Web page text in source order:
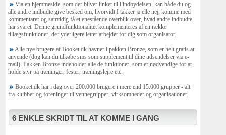
Via en hjemmeside, som der bliver linket til i indbydelsen, kan både du og
alle andre indbudte give besked om, hvorvidt I takker ja elle nej, komme med
kommentarer og samtidig få et enestående overblik over, hvad andre indbudte
har svaret. Denne grundfunktionalitet komplementeres af en række
tillægsfunktioner, der yderligere letter arbejdet for dig som organisator.
Alle nye brugere af Booket.dk havner i pakken Bronze, som er helt gratis at
anvende (dog kan du tilkøbe sms som supplement til dine udsendelser via e-
mail). Pakken Bronze indeholder alle de funktioner, som er nødvendige for at
holde styr på træninger, fester, træningslejre etc.
Booket.dk har i dag over 200.000 brugere i mere end 15.000 grupper - alt
fra klubber og foreninger til vennegrupper, virksomheder og organisationer.
6 ENKLE SKRIDT TIL AT KOMME I GANG